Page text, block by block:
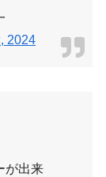
2024
が出来